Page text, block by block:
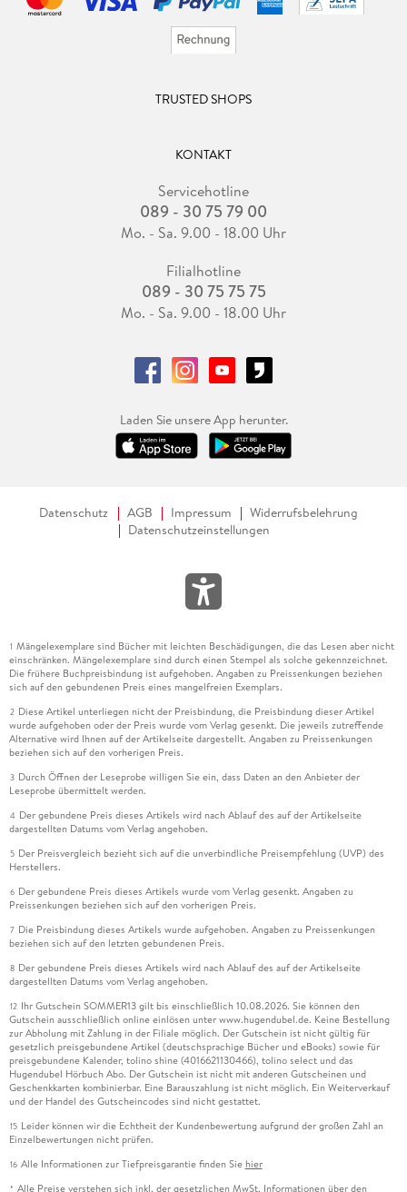
TRUSTED SHOPS
KONTAKT
Servicehotline
089 - 30 75 79 00
Mo. - Sa. 9.00 - 18.00 Uhr
Filialhotline
089 - 30 75 75 75
Mo. - Sa. 9.00 - 18.00 Uhr
Laden Sie unsere App herunter.
Datenschutz AGB Impressum
Widerrufsbelehrung
Datenschutzeinstellungen
1 Mängelexemplare sind Bücher mit leichten Beschädigungen, die das Lesen aber nicht
einschränken. Mängelexemplare sind durch einen Stempel als solche gekennzeichnet.
Die frühere Buchpreisbindung ist aufgehoben. Angaben zu Preissenkungen beziehen
sich auf den gebundenen Preis eines mangelfreien Exemplars.
2 Diese Artikel unterliegen nicht der Preisbindung, die Preisbindung dieser Artikel
wurde aufgehoben oder der Preis wurde vom Verlag gesenkt. Die jeweils zutreffende
Alternative wird Ihnen auf der Artikelseite dargestellt. Angaben zu Preissenkungen
beziehen sich auf den vorherigen Preis.
3 Durch Öffnen der Leseprobe willigen Sie ein, dass Daten an den Anbieter der
Leseprobe übermittelt werden.
4 Der gebundene Preis dieses Artikels wird nach Ablauf des auf der Artikelseite
dargestellten Datums vom Verlag angehoben.
5 Der Preisvergleich bezieht sich auf die unverbindliche Preisempfehlung (UVP) des
Herstellers.
6 Der gebundene Preis dieses Artikels wurde vom Verlag gesenkt. Angaben zu
Preissenkungen beziehen sich auf den vorherigen Preis.
7 Die Preisbindung dieses Artikels wurde aufgehoben. Angaben zu Preissenkungen
beziehen sich auf den letzten gebundenen Preis.
8 Der gebundene Preis dieses Artikels wird nach Ablauf des auf der Artikelseite
dargestellten Datums vom Verlag angehoben.
12 Ihr Gutschein SOMMER13 gilt bis einschließlich 10.08.2026. Sie können den
Gutschein ausschließlich online einlösen unter www.hugendubel.de. Keine Bestellung
zur Abholung mit Zahlung in der Filiale möglich. Der Gutschein ist nicht gültig für
gesetzlich preisgebundene Artikel (deutschsprachige Bücher und eBooks) sowie für
preisgebundene Kalender, tolino shine (4016621130466), tolino select und das
Hugendubel Hörbuch Abo. Der Gutschein ist nicht mit anderen Gutscheinen und
Geschenkkarten kombinierbar. Eine Barauszahlung ist nicht möglich. Ein Weiterverkauf
und der Handel des Gutscheincodes sind nicht gestattet.
15 Leider können wir die Echtheit der Kundenbewertung aufgrund der großen Zahl an
Einzelbewertungen nicht prüfen.
16 Alle Informationen zur Tiefpreisgarantie finden Sie hier
* Alle Preise verstehen sich inkl. der gesetzlichen MwSt. Informationen über den